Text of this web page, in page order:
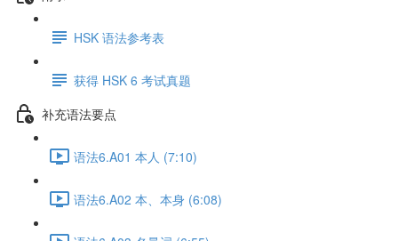
HSK 语法参考表
获得 HSK 6 考试真题
补充语法要点
语法6.A01 本人 (7:10)
语法6.A02 本、本身 (6:08)